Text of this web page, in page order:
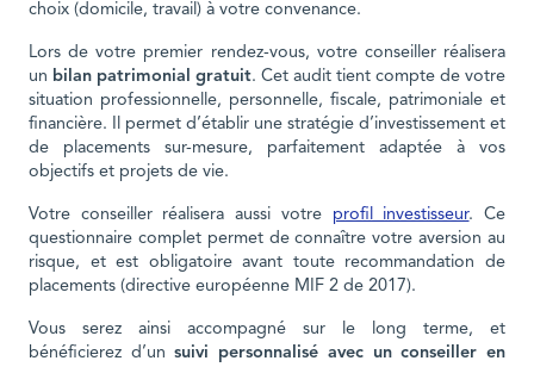
choix (domicile, travail) à votre convenance.
Lors de votre premier rendez-vous, votre conseiller réalisera
un bilan patrimonial gratuit. Cet audit tient compte de votre
situation professionnelle, personnelle, fiscale, patrimoniale et
financière. Il permet d’établir une stratégie d’investissement et
de placements sur-mesure, parfaitement adaptée à vos
objectifs et projets de vie.
Votre conseiller réalisera aussi votre profil investisseur. Ce
questionnaire complet permet de connaître votre aversion au
risque, et est obligatoire avant toute recommandation de
placements (directive européenne MIF 2 de 2017).
Vous serez ainsi accompagné sur le long terme, et
bénéficierez d’unsuivi personnalisé avec un conseiller en